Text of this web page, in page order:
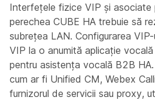
Interfețele fizice VIP și asociate
perechea CUBE HA trebuie să
subrețea LAN. Configurarea
VIP la o anumită aplicație
pentru asistența vocală B2B
cum ar fi Unified CM, Webex
furnizorul de servicii sau proxy,